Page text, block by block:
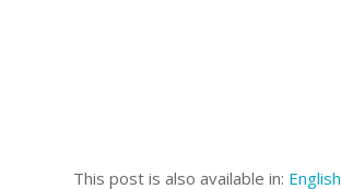
This post is also available in: English